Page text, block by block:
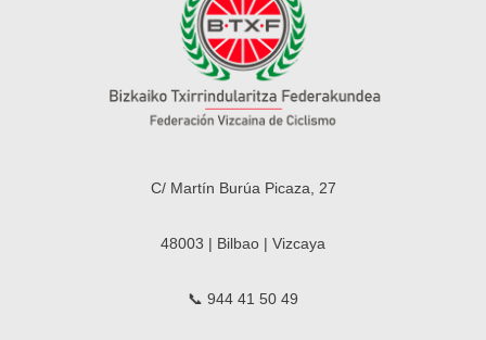
C/ Martín Burúa Picaza, 27
48003 | Bilbao | Vizcaya
📞 944 41 50 49